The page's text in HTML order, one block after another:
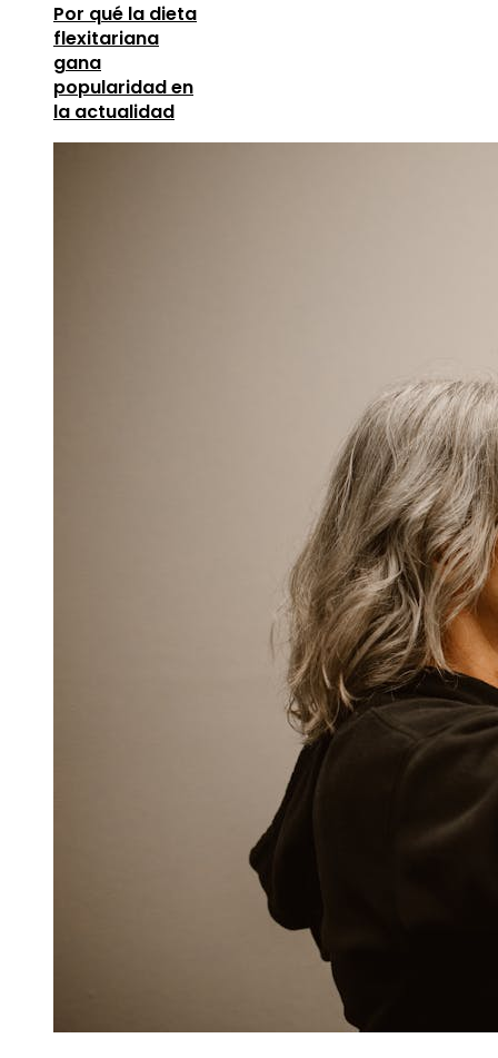
Por qué la dieta
flexitariana
gana
popularidad en
la actualidad